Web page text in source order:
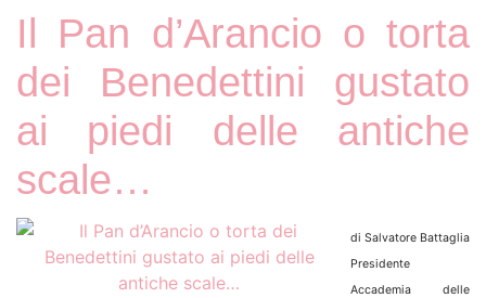
Il Pan d’Arancio o torta
dei Benedettini gustato
ai piedi delle antiche
scale…
di Salvatore Battaglia
Presidente
Accademia delle
31
LUG
Luglio 2026. Il Libro
del Mese – La Scelta
dei Lettori
dubbio, I Convitati Di Pietra...